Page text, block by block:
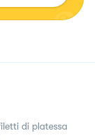
di platessa